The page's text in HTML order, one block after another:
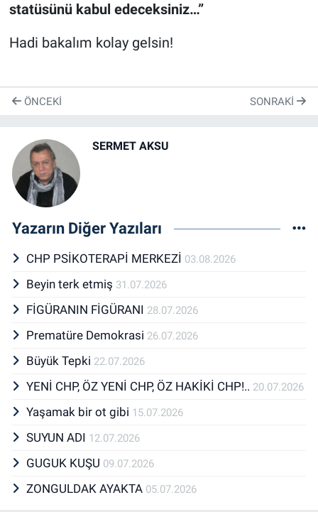
statüsünü kabul edeceksiniz…”
Hadi bakalım kolay gelsin!
ÖNCEKI SONRAKI
SERMET AKSU
Yazarın Diğer Yazıları
CHP PSİKOTERAPİ MERKEZİ 03.08.2026
Beyin terk etmiş 31.07.2026
FİGÜRANIN FİGÜRANI 28.07.2026
Prematüre Demokrasi 26.07.2026
Büyük Tepki 22.07.2026
YENİ CHP, ÖZ YENİ CHP, ÖZ HAKİKİ CHP!.. 20.07.2026
Yaşamak bir ot gibi 15.07.2026
SUYUN ADI 12.07.2026
GUGUK KUŞU 09.07.2026
ZONGULDAK AYAKTA 05.07.2026